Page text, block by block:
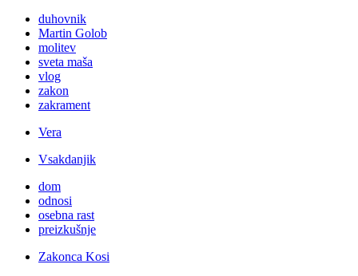
duhovnik
Martin Golob
molitev
sveta maša
vlog
zakon
zakrament
Vera
Vsakdanjik
dom
odnosi
osebna rast
preizkušnje
Zakonca Kosi